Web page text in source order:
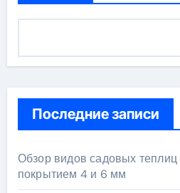
Последние записи
Обзор видов садовых
покрытием 4 и 6 мм